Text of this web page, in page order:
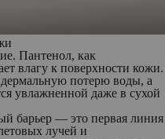
Пантенол, как
влагу к поверхности кожи.
потерю воды, а
увлажненной даже в сухой
барьер — это первая линия
лучей и